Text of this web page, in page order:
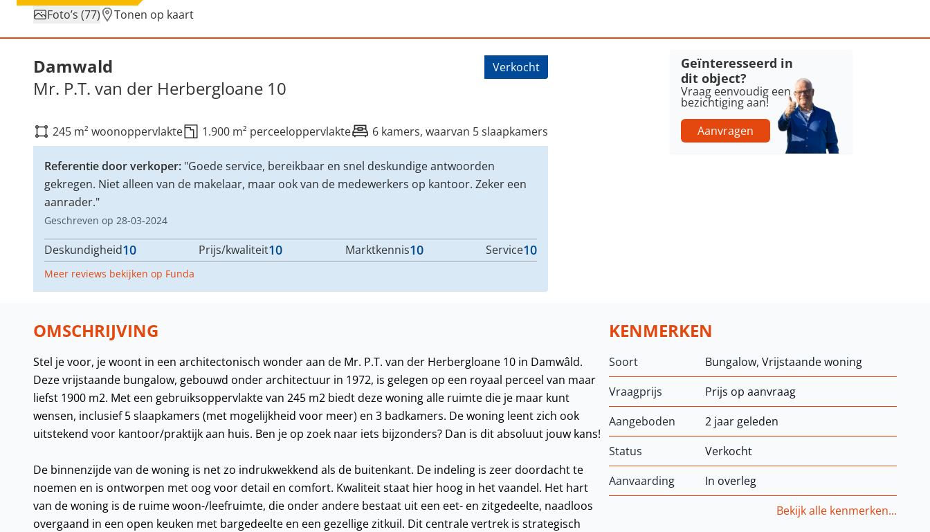
Foto’s (77)
Tonen op kaart
Verkocht: Mr. P.T. van der Herbergloane 10, Damwald
Damwald
Mr. P.T. van der Herbergloane 10
Verkocht
245 m² woonoppervlakte 1.900 m² perceeloppervlakte 6 kamers, waarvan 5 slaapkamers
Referentie door verkoper: "Goede service, bereikbaar en snel deskundige antwoorden
gekregen. Niet alleen van de makelaar, maar ook van de medewerkers op kantoor. Zeker een
aanrader."
Geschreven op 28-03-2024
Deskundigheid10 Prijs/kwaliteit10 Marktkennis10 Service10
Meer reviews bekijken op Funda
Geïnteresseerd in
dit object?
Vraag eenvoudig een
bezichtiging aan!
Aanvragen
OMSCHRIJVING
Stel je voor, je woont in een architectonisch wonder aan de Mr. P.T. van der Herbergloane 10 in Damwâld.
Deze vrijstaande bungalow, gebouwd onder architectuur in 1972, is gelegen op een royaal perceel van maar
liefst 1900 m2. Met een gebruiksoppervlakte van 245 m2 biedt deze woning alle ruimte die je maar kunt
wensen, inclusief 5 slaapkamers (met mogelijkheid voor meer) en 3 badkamers. De woning leent zich ook
uitstekend voor kantoor/praktijk aan huis. Ben je op zoek naar iets bijzonders? Dan is dit absoluut jouw kans!
De binnenzijde van de woning is net zo indrukwekkend als de buitenkant. De indeling is zeer doordacht te
noemen en is ontworpen met oog voor detail en comfort. Kwaliteit staat hier hoog in het vaandel. Het hart
van de woning is de ruime woon-/leefruimte, die onder andere bestaat uit een eet- en zitgedeelte, naadloos
overgaand in een open keuken met bargedeelte en een gezellige zitkuil. Dit centrale vertrek is strategisch
KENMERKEN
Soort
Bungalow, Vrijstaande woning
Vraagprijs
Prijs op aanvraag
Aangeboden
2 jaar geleden
Status
Verkocht
Aanvaarding
In overleg
Bekijk alle kenmerken...